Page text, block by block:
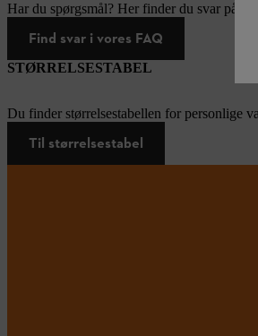
Har du spørgsmål? Her finder du svar på de
Find svar i vores FAQ
STØRRELSESTABEL
Du finder størrelsestabellen for personlige
Til størrelsestabel